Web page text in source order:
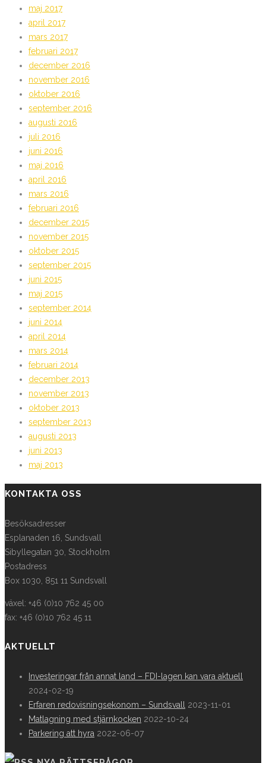
maj 2017
april 2017
mars 2017
februari 2017
december 2016
november 2016
oktober 2016
september 2016
augusti 2016
juli 2016
juni 2016
maj 2016
april 2016
mars 2016
februari 2016
december 2015
november 2015
oktober 2015
september 2015
juni 2015
maj 2015
september 2014
juni 2014
april 2014
mars 2014
februari 2014
december 2013
november 2013
oktober 2013
september 2013
augusti 2013
juni 2013
maj 2013
KONTAKTA OSS
Besöksadresser
Esplanaden 16, Sundsvall
Sibyllegatan 30, Stockholm
Postadress
Box 1030, 851 11 Sundsvall
växel: +46 (0)10 762 45 00
fax: +46 (0)10 762 45 11
AKTUELLT
Investeringar från annat land – FDI-lagen kan vara aktuell
2024-02-19
Erfaren redovisningsekonom – Sundsvall
2023-11-01
Matlagning med stjärnkocken 2022-10-24
Parkering att hyra 2022-06-07